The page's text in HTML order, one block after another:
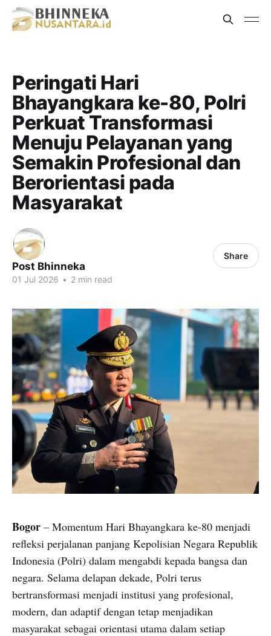
Peringati Hari
Bhayangkara ke-80, Polri
Perkuat Transformasi
Menuju Pelayanan yang
Semakin Profesional dan
Berorientasi pada
Masyarakat
Post Bhinneka
01 Jul 2026 • 2 min read
Share
Bogor – Momentum Hari Bhayangkara ke-80 menjadi
refleksi perjalanan panjang Kepolisian Negara Republik
Indonesia (Polri) dalam mengabdi kepada bangsa dan
negara. Selama delapan dekade, Polri terus
bertransformasi menjadi institusi yang profesional,
modern, dan adaptif dengan tetap menjadikan
masyarakat sebagai orientasi utama dalam setiap